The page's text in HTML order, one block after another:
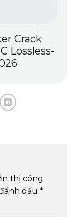
Crack
Lossless-
thị công
dấu *